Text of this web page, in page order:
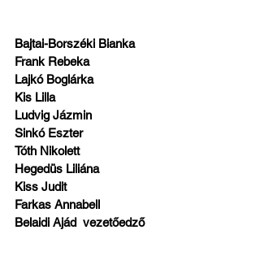
Bajtai-Borszéki Bianka
Frank Rebeka
Lajkó Boglárka
Kis Lilla
Ludvig Jázmin
Sinkó Eszter
Tóth Nikolett
Hegedüs Liliána
Kiss Judit
Farkas Annabell
Belaidi Ajád  vezetőedző